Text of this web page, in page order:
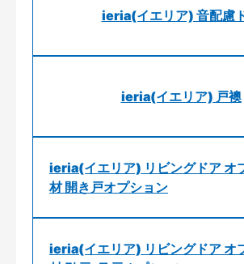
ieria(イエリア) 音配慮
ieria(イエリア) 戸襖
ieria(イエリア) リビングドア オ
材 開き戸オプション
ieria(イエリア) リビングドア オ